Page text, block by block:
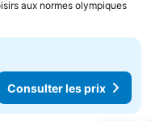
aux normes olympiques
Consulter les prix